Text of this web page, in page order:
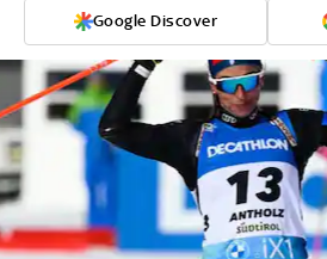
Google Discover